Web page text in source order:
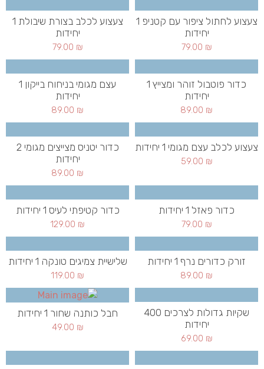
צעצוע לחתול ציפור עם קטניפ 1
יחידות
79.00 ₪
צעצוע לכלב בצורת שיבולת 1
יחידות
79.00 ₪
כדור פוטבול זוהר ומצייץ 1
יחידות
89.00 ₪
עצם מגומי בניחוח בייקון 1
יחידות
89.00 ₪
צעצוע לכלב עצם מגומי 1 יחידות
59.00 ₪
כדור יטניס מצייצים מגומי 2
יחידות
89.00 ₪
כדור פאזל 1 יחידות
79.00 ₪
כדור קטיפתי לעיס 1 יחידות
129.00 ₪
זורק כדורים נרף 1 יחידות
89.00 ₪
שלישיית צמיגים טונקה 1 יחידות
119.00 ₪
שקיות גדולות לצרכים 400
יחידות
69.00 ₪
חבל כותנה שחור 1 יחידות
49.00 ₪